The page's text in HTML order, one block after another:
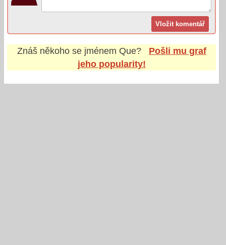
Znáš někoho se jménem Que?
Pošli mu graf
jeho popularity!